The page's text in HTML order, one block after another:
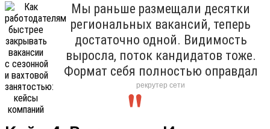
Мы раньше размещали десятки
региональных вакансий, теперь
достаточно одной. Видимость
выросла, поток кандидатов тоже.
Формат себя полностью оправдал
рекрутер сети